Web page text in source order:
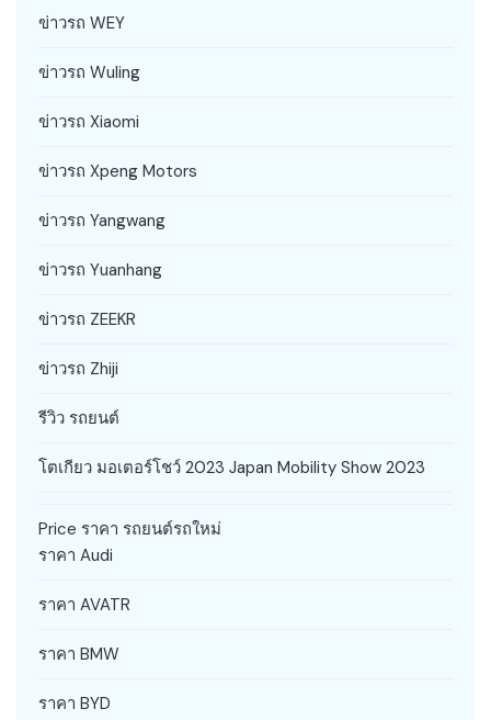
ข่าวรถ WEY
ข่าวรถ Wuling
ข่าวรถ Xiaomi
ข่าวรถ Xpeng Motors
ข่าวรถ Yangwang
ข่าวรถ Yuanhang
ข่าวรถ ZEEKR
ข่าวรถ Zhiji
รีวิว รถยนต์
โตเกียว มอเตอร์โชว์ 2023 Japan Mobility Show 2023
Price ราคา รถยนต์รถใหม่
ราคา Audi
ราคา AVATR
ราคา BMW
ราคา BYD